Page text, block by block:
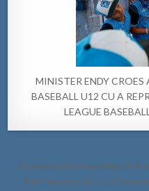
MINISTER ENDY
BASEBALL U12 CU A
LEAGUE
Post
navigation
← A gradua di Universidad di
Muchanan a disfruta